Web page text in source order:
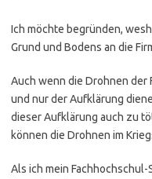
Ich möchte begründen,
Grund und Bodens an die
Auch wenn die Drohnen der
und nur der Aufklärung
dieser Aufklärung auch zu
können die Drohnen im
Als ich mein